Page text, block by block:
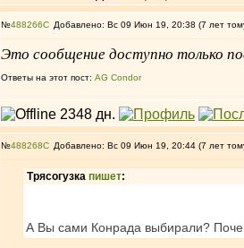
№488266 Добавлено: Вс 09 Июн 19, 20:38 (7 лет
Это сообщение доступно только
Ответы на этот пост: AG Condor
№488268 Добавлено: Вс 09 Июн 19, 20:44 (7 лет
Трясогузка пишет:
А Вы сами Конрада выбирали?